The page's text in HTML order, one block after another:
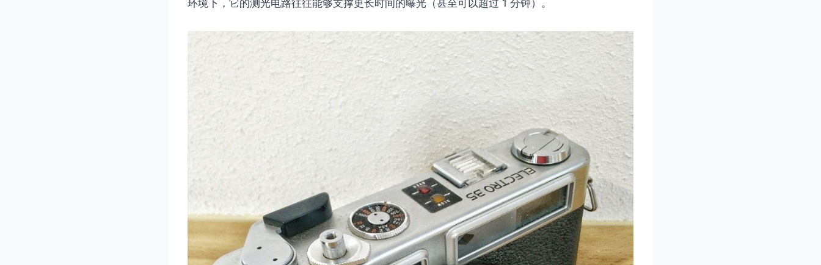
环境下，它的测光电路往往能够支撑更长时间的曝光（甚至可以超过 1 分钟）。